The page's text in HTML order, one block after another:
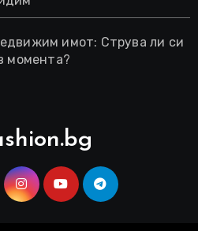
имот: Струва ли си
момента?